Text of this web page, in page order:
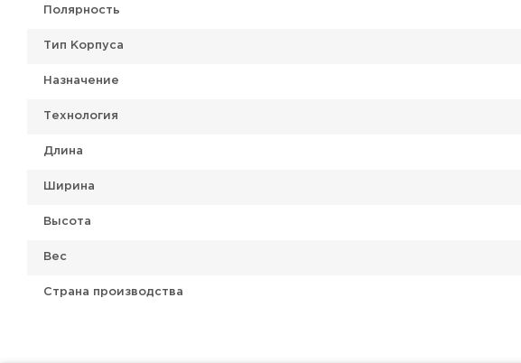
Полярность
Тип Корпуса
Назначение
Технология
Длина
Ширина
Высота
Вес
Страна производства